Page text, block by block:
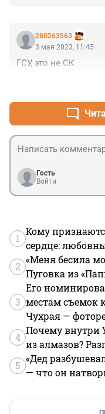
280263563
3 мая 2023, 11:45
ГСУ, это не СК
Гость
Войти
1
Кому
сердце:
2
«Меня бесила
Пуговка из
3
Его
местам съемок
Чухрая —
4
Почему внутри
из алмазов?
5
«Дед
— что он